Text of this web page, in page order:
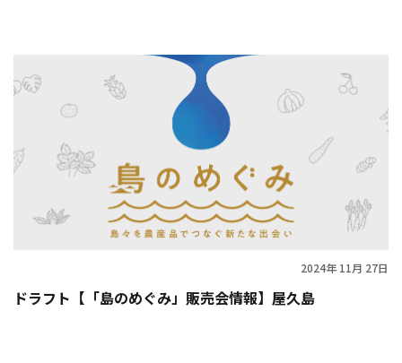
2024年 11月 27日
ドラフト【「島のめぐみ」販売会情報】屋久島